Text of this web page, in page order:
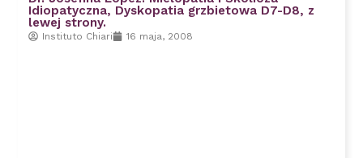
Idiopatyczna, Dyskopatia grzbietowa D7-D8, z
lewej strony.
Instituto Chiari 16 maja, 2008